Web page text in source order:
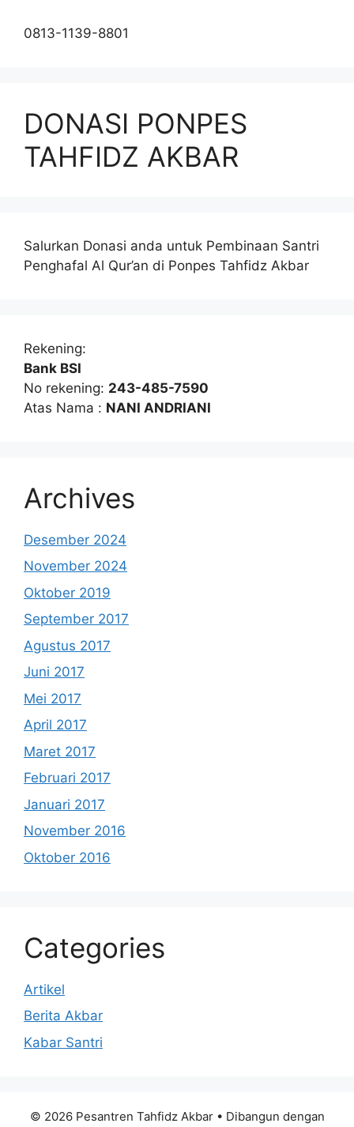
0813-1139-8801
DONASI PONPES
TAHFIDZ AKBAR
Salurkan Donasi anda untuk Pembinaan Santri
Penghafal Al Qur’an di Ponpes Tahfidz Akbar
Rekening:
Bank BSI
No rekening: 243-485-7590
Atas Nama : NANI ANDRIANI
Archives
Desember 2024
November 2024
Oktober 2019
September 2017
Agustus 2017
Juni 2017
Mei 2017
April 2017
Maret 2017
Februari 2017
Januari 2017
November 2016
Oktober 2016
Categories
Artikel
Berita Akbar
Kabar Santri
© 2026 Pesantren Tahfidz Akbar• Dibangun dengan